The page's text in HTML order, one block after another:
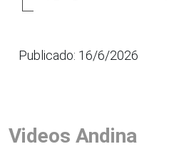
Publicado: 16/6/2026
Videos Andina